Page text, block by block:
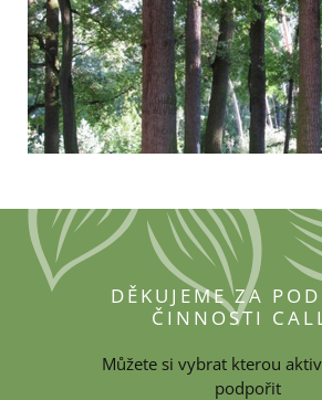
DĚKUJEME ZA
ČINNOSTI
Můžete si vybrat kterou
podpořit